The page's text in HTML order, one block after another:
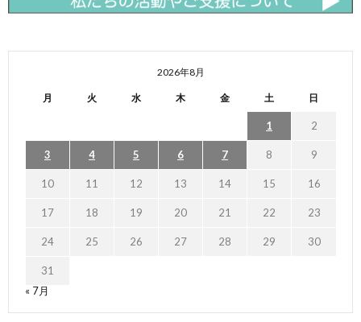
2026年8月
月 火 水 木 金 土 日
1 2
3 4 5 6 7 8 9
10 11 12 13 14 15 16
17 18 19 20 21 22 23
24 25 26 27 28 29 30
31
« 7月